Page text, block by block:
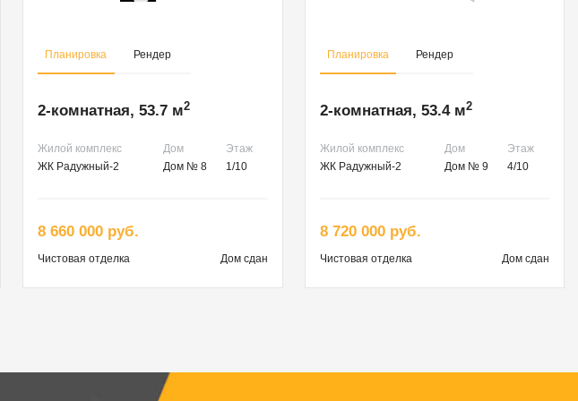
Планировка Рендер
2-комнатная, 53.7 м2
Жилой комплекс Дом
Этаж
ЖК Радужный-2
Дом № 8 1/10
8 660 000 руб.
Чистовая отделка Дом сдан
Планировка Рендер
2-комнатная, 53.4 м2
Жилой комплекс Дом
Этаж
ЖК Радужный-2
Дом № 9 4/10
8 720 000 руб.
Чистовая отделка Дом сдан